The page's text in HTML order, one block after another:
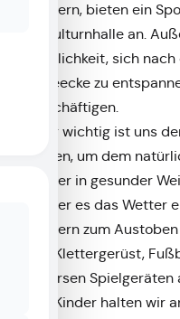
Kindern, bieten ein
Schulturnhalle an.
Möglichkeit, sich
Leseecke zu
beschäftigen.
Sehr wichtig ist uns
Freien, um dem
Kinder in gesunder
immer es das Wetter
Kindern zum
mit Klettergerüst,
diversen Spielgeräten
Die Kinder halten wir